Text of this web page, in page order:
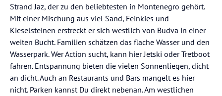
Strand Jaz, der zu den beliebtesten in Montenegro gehört.
Mit einer Mischung aus viel Sand, Feinkies und
Kieselsteinen erstreckt er sich westlich von Budva in einer
weiten Bucht. Familien schätzen das flache Wasser und den
Wasserpark. Wer Action sucht, kann hier Jetski oder Tretboot
fahren. Entspannung bieten die vielen Sonnenliegen, dicht
an dicht. Auch an Restaurants und Bars mangelt es hier
nicht. Parken kannst Du direkt nebenan. Am westlichen